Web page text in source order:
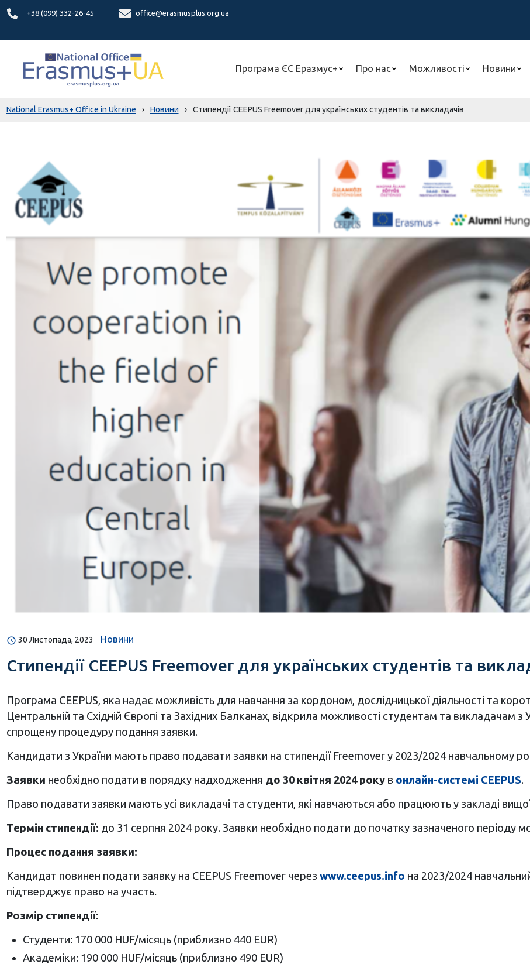
+38 (099) 332-26-45
office@erasmusplus.org.ua
Програма ЄС Еразмус+ Про нас Можливості Новини
National Erasmus+ Office in Ukraine › Новини › Стипендії CEEPUS Freemover для українських студентів та викладачів
30 Листопада, 2023 Новини
Стипендії CEEPUS Freemover для українських студентів та
Програма CEEPUS, яка надає можливість для навчання за кордоном, дослідницької діяльності та
Центральній та Східній Європі та Західних Балканах, відкрила можливості студентам та викладачам з
спрощену процедуру подання заявки.
Кандидати з України мають право подавати заявки на стипендії Freemover у 2023/2024 навчальному
Заявки необхідно подати в порядку надходження до 30 квітня 2024 рокув онлайн-системі CEEPUS.
Право подавати заявки мають усі викладачі та студенти, які навчаються або працюють у закладі вищої
Термін стипендії: до 31 серпня 2024 року. Заявки необхідно подати до початку зазначеного періоду
Процес подання заявки:
Кандидат повинен подати заявку на CEEPUS Freemover через www.ceepus.info на 2023/2024
підтверджує право на участь.
Розмір стипендії:
Студенти: 170 000 HUF/місяць (приблизно 440 EUR)
Академіки: 190 000 HUF/місяць (приблизно 490 EUR)